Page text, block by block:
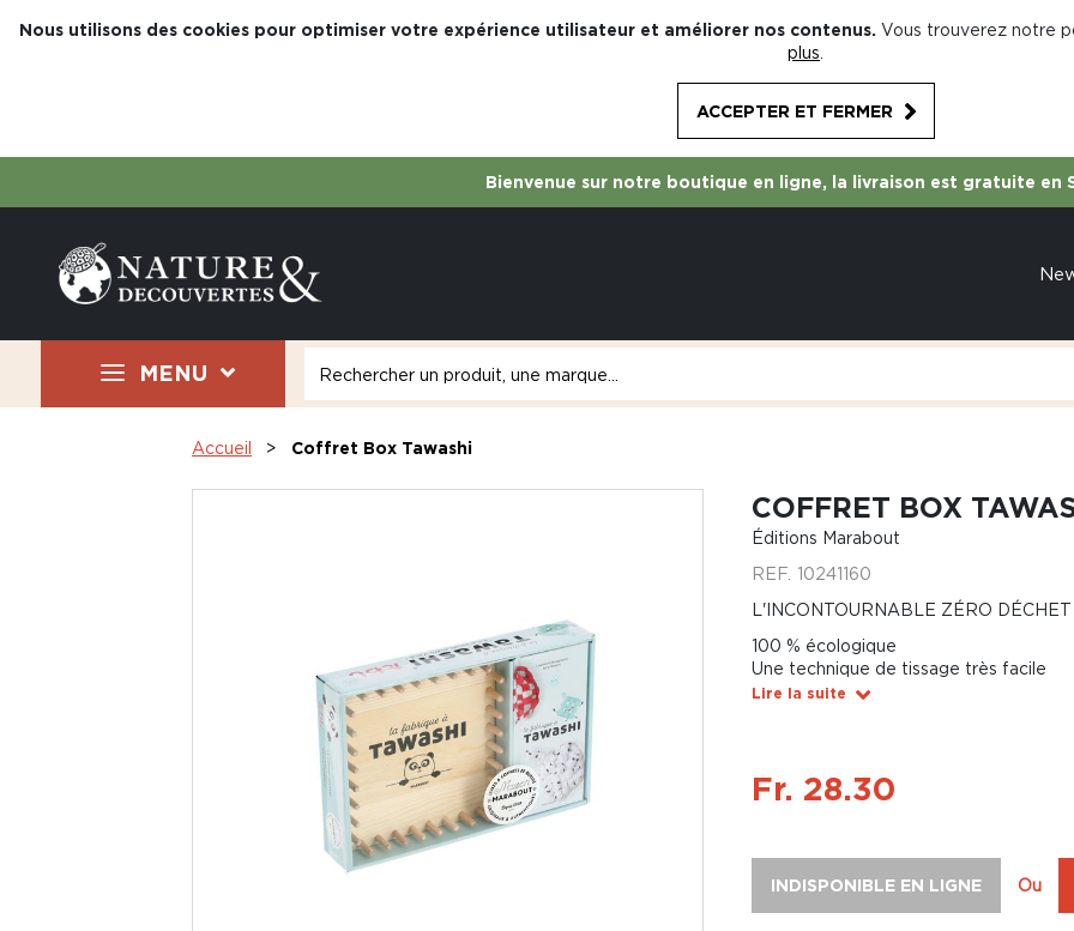
Nous utilisons des cookies pour optimiser votre expérience utilisateur et améliorer nos contenus. Vous trouverez notre
plus
ACCEPTER ET FERMER
Bienvenue sur notre boutique en ligne, la livraison est gratuite en
MENU
Accueil Coffret Box Tawashi
COFFRET BOX
Éditions Marabout
REF. 10241160
L'INCONTOURNABLE ZÉRO DÉCHET
100 % écologique
Une technique de tissage très facile
Lire la suite
Fr. 28.30
INDISPONIBLE EN LIGNE Ou